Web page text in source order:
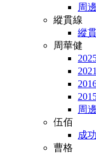
周
縱貫線
縱
周華健
周
伍佰
成
曹格